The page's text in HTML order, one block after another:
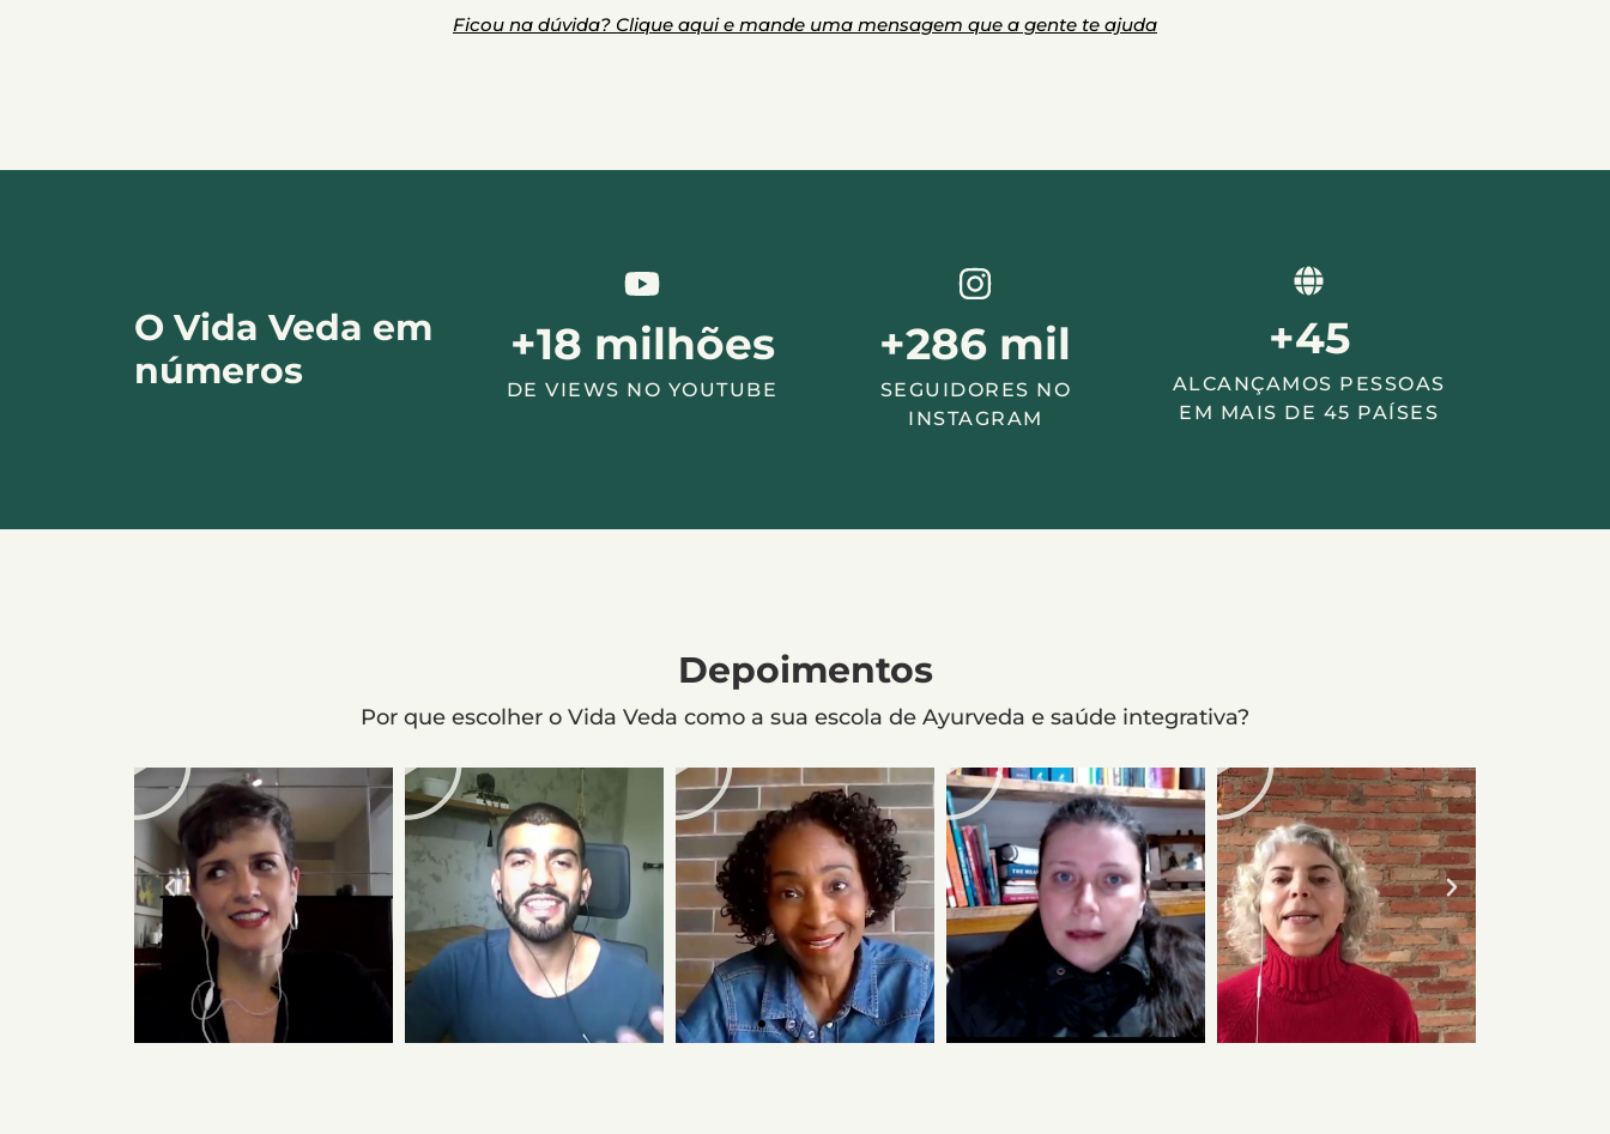
Ficou na dúvida? Clique aqui e mande uma mensagem que a gente te ajuda
O Vida Veda em
números
DE VIEWS NO YOUTUBE
+18 milhões
SEGUIDORES NO
INSTAGRAM
+286 mil
ALCANÇAMOS PESSOAS
EM MAIS DE 45 PAÍSES
+45
Depoimentos
Por que escolher o Vida Veda como a sua escola de Ayurveda e saúde integrativa?